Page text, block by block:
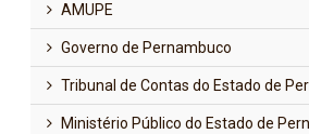
AMUPE
Governo de Pernambuco
Tribunal de Contas do Estado de
Ministério Público do Estado de